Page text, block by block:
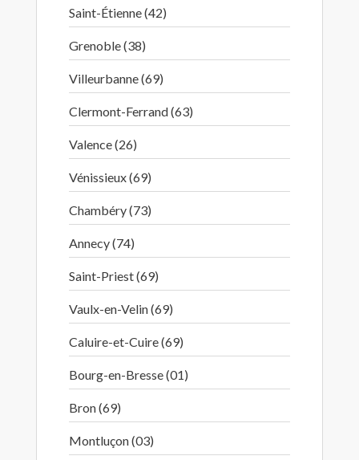
Saint-Étienne (42)
Grenoble (38)
Villeurbanne (69)
Clermont-Ferrand (63)
Valence (26)
Vénissieux (69)
Chambéry (73)
Annecy (74)
Saint-Priest (69)
Vaulx-en-Velin (69)
Caluire-et-Cuire (69)
Bourg-en-Bresse (01)
Bron (69)
Montluçon (03)